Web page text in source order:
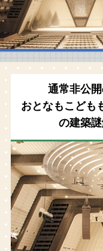
通常非公
おとなもこど
の建築